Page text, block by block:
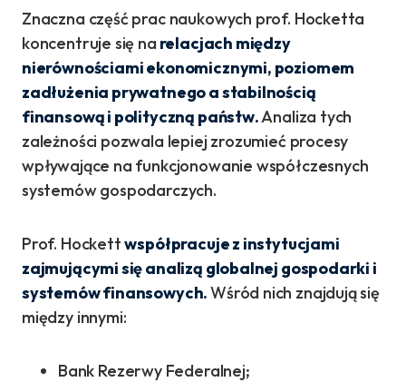
Znaczna część prac naukowych prof. Hocketta
koncentruje się na relacjach między
nierównościami ekonomicznymi, poziomem
zadłużenia prywatnego a stabilnością
finansową i polityczną państw.Analiza tych
zależności pozwala lepiej zrozumieć procesy
wpływające na funkcjonowanie współczesnych
systemów gospodarczych.
Prof. Hockettwspółpracuje z instytucjami
zajmującymi się analizą globalnej gospodarki i
systemów finansowych.Wśród nich znajdują się
między innymi:
Bank Rezerwy Federalnej;